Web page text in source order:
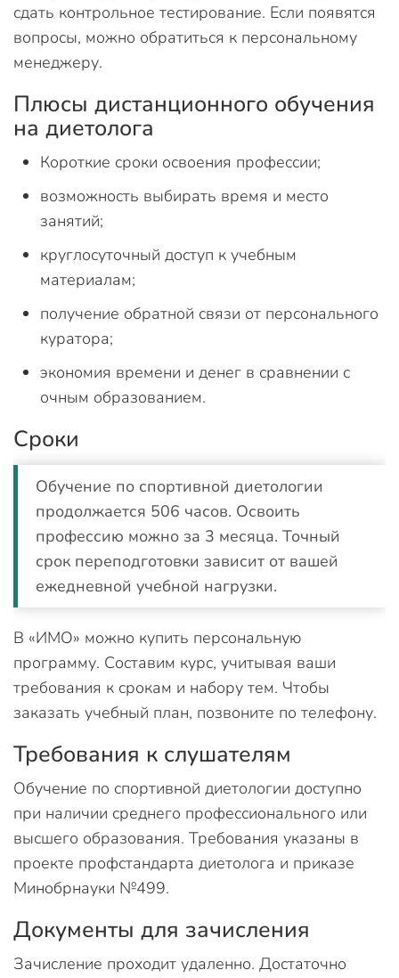
сдать контрольное тестирование. Если появятся
вопросы, можно обратиться к персональному
менеджеру.
Плюсы дистанционного обучения
на диетолога
Короткие сроки освоения профессии;
возможность выбирать время и место
занятий;
круглосуточный доступ к учебным
материалам;
получение обратной связи от персонального
куратора;
экономия времени и денег в сравнении с
очным образованием.
Сроки
Обучение по спортивной диетологии
продолжается 506 часов. Освоить
профессию можно за 3 месяца. Точный
срок переподготовки зависит от вашей
ежедневной учебной нагрузки.
В «ИМО» можно купить персональную
программу. Составим курс, учитывая ваши
требования к срокам и набору тем. Чтобы
заказать учебный план, позвоните по телефону.
Требования к слушателям
Обучение по спортивной диетологии доступно
при наличии среднего профессионального или
высшего образования. Требования указаны в
проекте профстандарта диетолога и приказе
Минобрнауки №499.
Документы для зачисления
Зачисление проходит удаленно. Достаточно